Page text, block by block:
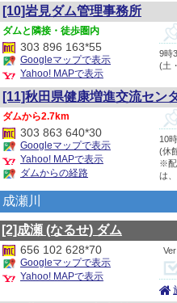
[10]岩見ダム管理事務所
9時
(土
隣接・徒歩圏内
303 896 163*55
Googleマップで表示
Yahoo! MAPで表示
[11]秋田県健康増進交流セン
10
(休
※配
は
2.7km
303 863 640*30
Googleマップで表示
Yahoo! MAPで表示
ダムからの経路
成瀬川
[2]成瀬 (なるせ) ダム
656 102 628*70
Googleマップで表示
Yahoo! MAPで表示